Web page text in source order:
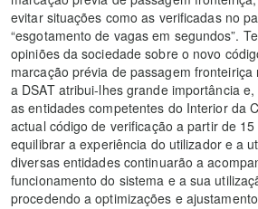
evitar situações como as verificadas no
“esgotamento de vagas em segundos”.
opiniões da sociedade sobre o novo
marcação prévia de passagem
a DSAT atribui-lhes grande importância
as entidades competentes do Interior da
actual código de verificação a partir de
equilibrar a experiência do utilizador e a
diversas entidades continuarão a
funcionamento do sistema e a sua
procedendo a optimizações e